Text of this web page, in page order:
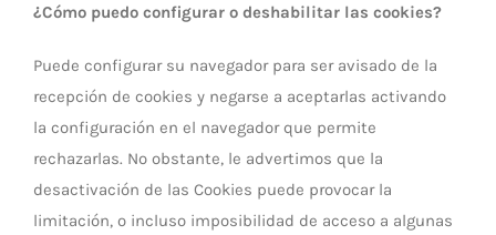
¿Cómo puedo configurar o deshabilitar las cookies?
Puede configurar su navegador para ser avisado de la
recepción de cookies y negarse a aceptarlas activando
la configuración en el navegador que permite
rechazarlas. No obstante, le advertimos que la
desactivación de las Cookies puede provocar la
limitación, o incluso imposibilidad de acceso a algunas